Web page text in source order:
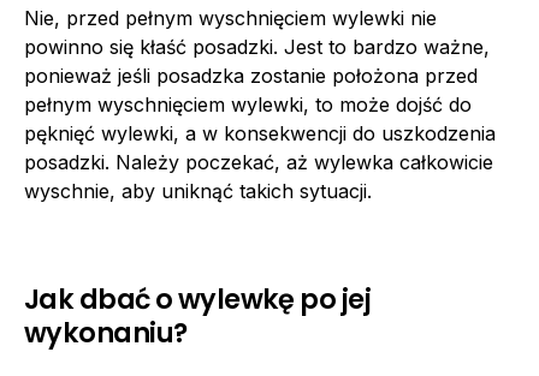
Nie, przed pełnym wyschnięciem wylewki nie
powinno się kłaść posadzki. Jest to bardzo ważne,
ponieważ jeśli posadzka zostanie położona przed
pełnym wyschnięciem wylewki, to może dojść do
pęknięć wylewki, a w konsekwencji do uszkodzenia
posadzki. Należy poczekać, aż wylewka całkowicie
wyschnie, aby uniknąć takich sytuacji.
Jak dbać o wylewkę po jej
wykonaniu?